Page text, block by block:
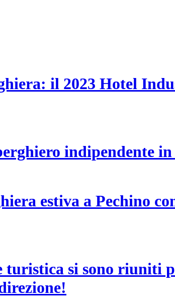
il 2023 Hotel
indipendente
estiva a Pechino
si sono riuniti